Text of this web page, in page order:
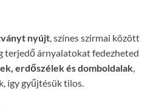
nyújt, színes szirmai között
terjedő árnyalatokat fedezheted
erdőszélek és domboldalak,
így gyűjtésük tilos.